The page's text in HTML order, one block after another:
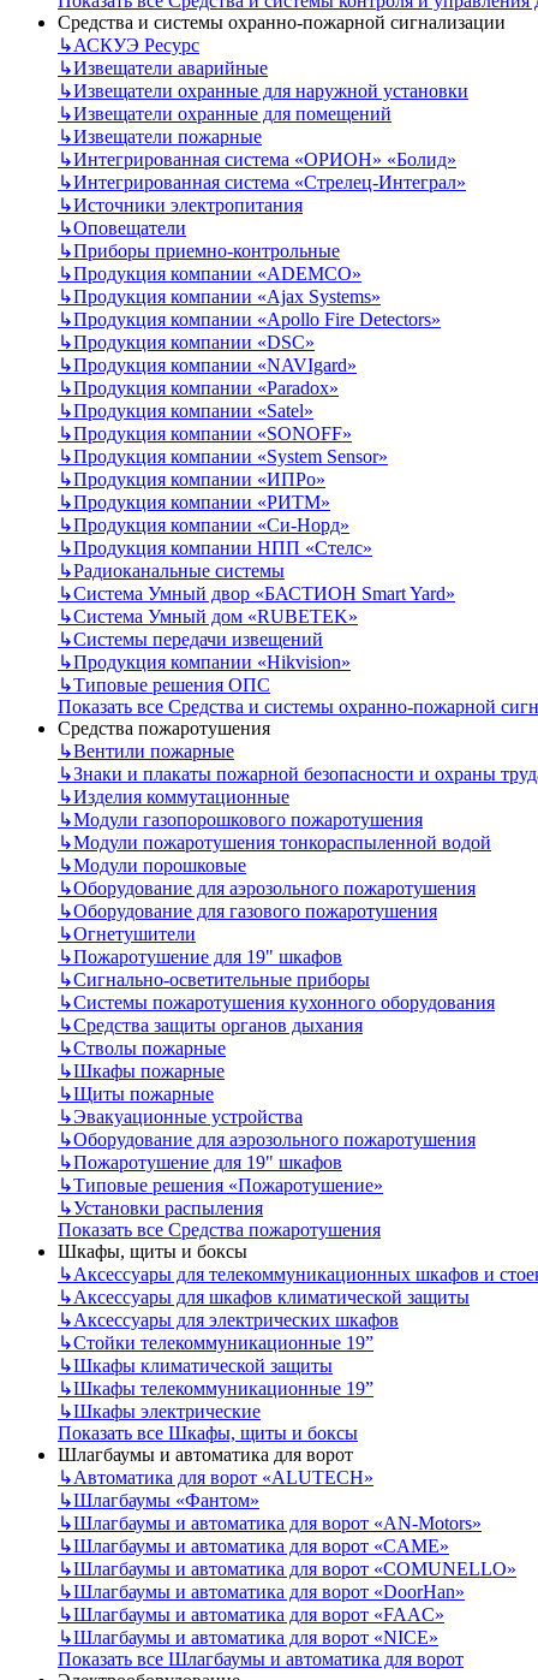
Средства и системы охранно-пожарной сигнализации
↳АСКУЭ Ресурс
↳Извещатели аварийные
↳Извещатели охранные для наружной установки
↳Извещатели охранные для помещений
↳Извещатели пожарные
↳Интегрированная система «ОРИОН» «Болид»
↳Интегрированная система «Стрелец-Интеграл»
↳Источники электропитания
↳Оповещатели
↳Приборы приемно-контрольные
↳Продукция компании «ADEMCO»
↳Продукция компании «Ajax Systems»
↳Продукция компании «Apollo Fire Detectors»
↳Продукция компании «DSC»
↳Продукция компании «NAVIgard»
↳Продукция компании «Paradox»
↳Продукция компании «Satel»
↳Продукция компании «SONOFF»
↳Продукция компании «System Sensor»
↳Продукция компании «ИПРо»
↳Продукция компании «РИТМ»
↳Продукция компании «Си-Норд»
↳Продукция компании НПП «Стелс»
↳Радиоканальные системы
↳Система Умный двор «БАСТИОН Smart Yard»
↳Система Умный дом «RUBETEK»
↳Системы передачи извещений
↳Продукция компании «Hikvision»
↳Типовые решения ОПС
Показать все Средства и системы охранно-пожарной
Средства пожаротушения
↳Вентили пожарные
↳Знаки и плакаты пожарной безопасности и охраны
↳Изделия коммутационные
↳Модули газопорошкового пожаротушения
↳Модули пожаротушения тонкораспыленной водой
↳Модули порошковые
↳Оборудование для аэрозольного пожаротушения
↳Оборудование для газового пожаротушения
↳Огнетушители
↳Пожаротушение для 19" шкафов
↳Сигнально-осветительные приборы
↳Системы пожаротушения кухонного оборудования
↳Средства защиты органов дыхания
↳Стволы пожарные
↳Шкафы пожарные
↳Щиты пожарные
↳Эвакуационные устройства
↳Оборудование для аэрозольного пожаротушения
↳Пожаротушение для 19" шкафов
↳Типовые решения «Пожаротушение»
↳Установки распыления
Показать все Средства пожаротушения
Шкафы, щиты и боксы
↳Аксессуары для телекоммуникационных шкафов и
↳Аксессуары для шкафов климатической защиты
↳Аксессуары для электрических шкафов
↳Стойки телекоммуникационные 19”
↳Шкафы климатической защиты
↳Шкафы телекоммуникационные 19”
↳Шкафы электрические
Показать все Шкафы, щиты и боксы
Шлагбаумы и автоматика для ворот
↳Автоматика для ворот «ALUTECH»
↳Шлагбаумы «Фантом»
↳Шлагбаумы и автоматика для ворот «AN-Motors»
↳Шлагбаумы и автоматика для ворот «CAME»
↳Шлагбаумы и автоматика для ворот «COMUNELLO»
↳Шлагбаумы и автоматика для ворот «DoorHan»
↳Шлагбаумы и автоматика для ворот «FAAC»
↳Шлагбаумы и автоматика для ворот «NICE»
Показать все Шлагбаумы и автоматика для ворот